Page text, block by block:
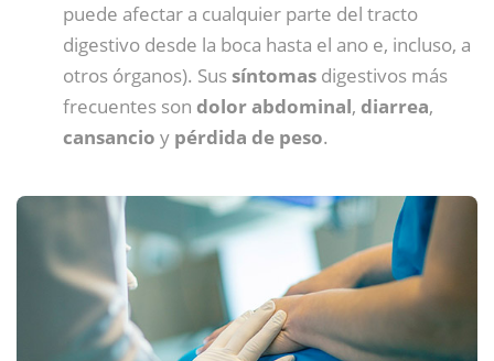
puede afectar a cualquier parte del tracto
digestivo desde la boca hasta el ano e, incluso, a
otros órganos). Sussíntomas digestivos más
frecuentes son dolor abdominal, diarrea,
cansancio y pérdida de peso.